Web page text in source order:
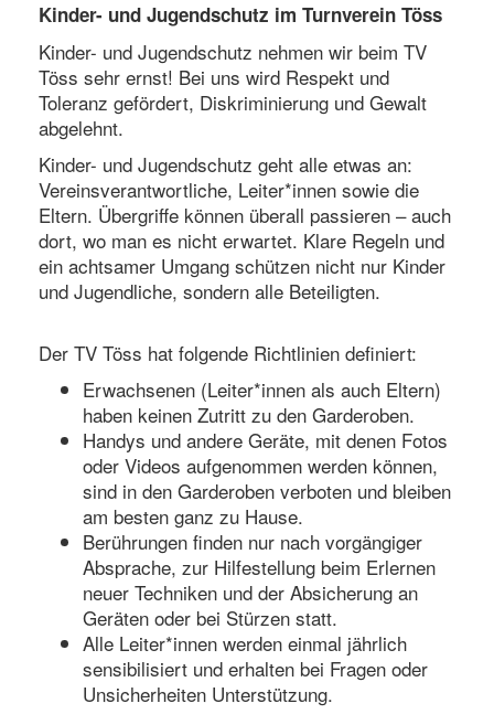
Kinder- und Jugendschutz im Turnverein Töss
Kinder- und Jugendschutz nehmen wir beim TV
Töss sehr ernst! Bei uns wird Respekt und
Toleranz gefördert, Diskriminierung und Gewalt
abgelehnt.
Kinder- und Jugendschutz geht alle etwas an:
Vereinsverantwortliche, Leiter*innen sowie die
Eltern. Übergriffe können überall passieren – auch
dort, wo man es nicht erwartet. Klare Regeln und
ein achtsamer Umgang schützen nicht nur Kinder
und Jugendliche, sondern alle Beteiligten.
Der TV Töss hat folgende Richtlinien definiert:
Erwachsenen (Leiter*innen als auch Eltern)
haben keinen Zutritt zu den Garderoben.
Handys und andere Geräte, mit denen Fotos
oder Videos aufgenommen werden können,
sind in den Garderoben verboten und bleiben
am besten ganz zu Hause.
Berührungen finden nur nach vorgängiger
Absprache, zur Hilfestellung beim Erlernen
neuer Techniken und der Absicherung an
Geräten oder bei Stürzen statt.
Alle Leiter*innen werden einmal jährlich
sensibilisiert und erhalten bei Fragen oder
Unsicherheiten Unterstützung.